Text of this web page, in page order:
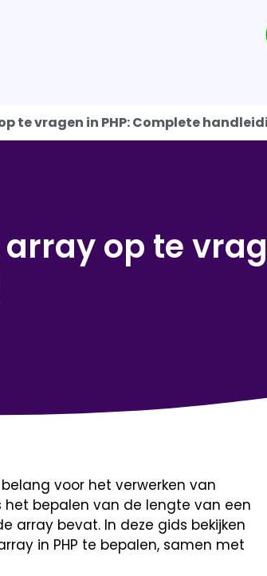
te vragen in PHP: Complete
op te
voor het verwerken van
het bepalen van de lengte van een
array bevat. In deze gids bekijken
in PHP te bepalen, samen met